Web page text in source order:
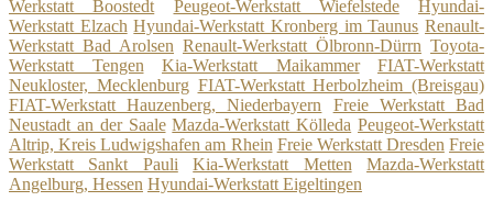
Werkstatt Boostedt
Peugeot-Werkstatt Wiefelstede
Hyundai-
Werkstatt Elzach Hyundai-Werkstatt Kronberg im Taunus Renault-
Werkstatt Bad Arolsen Renault-Werkstatt Ölbronn-Dürrn Toyota-
Werkstatt Tengen
Kia-Werkstatt Maikammer
FIAT-Werkstatt
Neukloster, Mecklenburg FIAT-Werkstatt Herbolzheim (Breisgau)
FIAT-Werkstatt Hauzenberg, Niederbayern
Freie Werkstatt Bad
Neustadt an der Saale Mazda-Werkstatt Kölleda Peugeot-Werkstatt
Altrip, Kreis Ludwigshafen am Rhein Freie Werkstatt Dresden Freie
Werkstatt Sankt Pauli
Kia-Werkstatt Metten
Mazda-Werkstatt
Angelburg, Hessen Hyundai-Werkstatt Eigeltingen